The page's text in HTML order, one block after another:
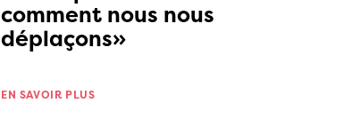
comment nous nous
déplaçons»
EN SAVOIR PLUS